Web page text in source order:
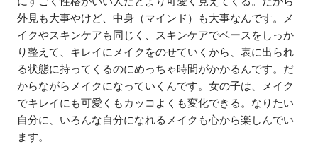
外見も大事やけど、中身（マインド）も大事なんです。メ
イクやスキンケアも同じく、スキンケアでベースをしっか
り整えて、キレイにメイクをのせていくから、表に出られ
る状態に持ってくるのにめっちゃ時間がかかるんです。だ
からながらメイクになっていくんです。女の子は、メイク
でキレイにも可愛くもカッコよくも変化できる。なりたい
自分に、いろんな自分になれるメイクも心から楽しんでい
ます。